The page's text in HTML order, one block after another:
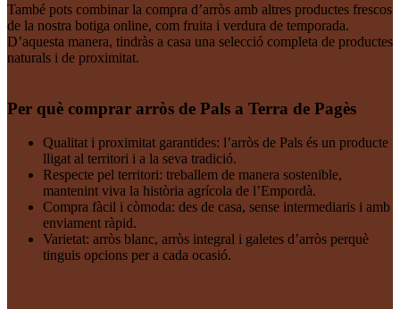
També pots combinar la compra d’arròs amb altres productes frescos
de la nostra botiga online, com fruita i verdura de temporada.
D’aquesta manera, tindràs a casa una selecció completa de productes
naturals i de proximitat.
Per què comprar arròs de Pals a Terra de Pagès
Qualitat i proximitat garantides: l’arròs de Pals és un producte
lligat al territori i a la seva tradició.
Respecte pel territori: treballem de manera sostenible,
mantenint viva la història agrícola de l’Empordà.
Compra fàcil i còmoda: des de casa, sense intermediaris i amb
enviament ràpid.
Varietat: arròs blanc, arròs integral i galetes d’arròs perquè
tinguis opcions per a cada ocasió.